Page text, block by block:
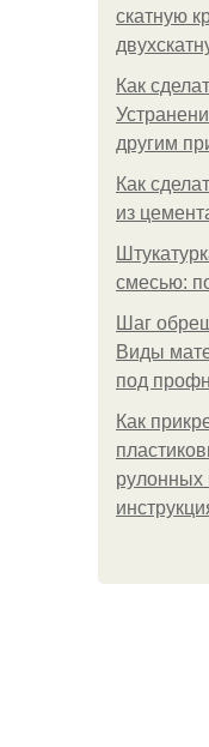
скатную
Как
другим
Как
из
смесью:
Шаг
Виды
под
Как
рулонных